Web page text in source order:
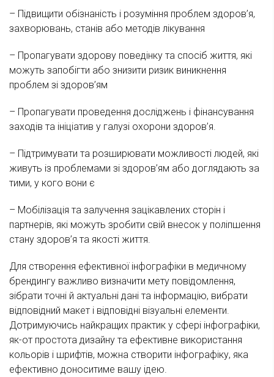
– Підвищити обізнаність і розуміння проблем здоров’я,
захворювань, станів або методів лікування
– Пропагувати здорову поведінку та спосіб життя, які
можуть запобігти або знизити ризик виникнення
проблем зі здоров’ям
– Пропагувати проведення досліджень і фінансування
заходів та ініціатив у галузі охорони здоров’я.
– Підтримувати та розширювати можливості людей, які
живуть із проблемами зі здоров’ям або доглядають за
тими, у кого вони є
– Мобілізація та залучення зацікавлених сторін і
партнерів, які можуть зробити свій внесок у поліпшення
стану здоров’я та якості життя.
Для створення ефективної інфографіки в медичному
брендингу важливо визначити мету повідомлення,
зібрати точні й актуальні дані та інформацію, вибрати
відповідний макет і відповідні візуальні елементи.
Дотримуючись найкращих практик у сфері інфографіки,
як-от простота дизайну та ефективне використання
кольорів і шрифтів, можна створити інфографіку, яка
ефективно доноситиме вашу ідею.